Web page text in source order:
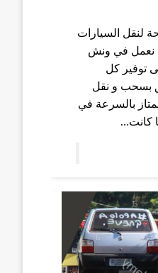
لنقل السيارات
نعمل في ونش
توفير كل
بسحب و نقل
بالسرعة في
كانت…